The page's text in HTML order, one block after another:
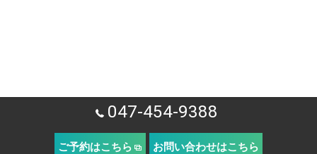
047-454-9388
ご予約はこちら お問い合わせはこちら